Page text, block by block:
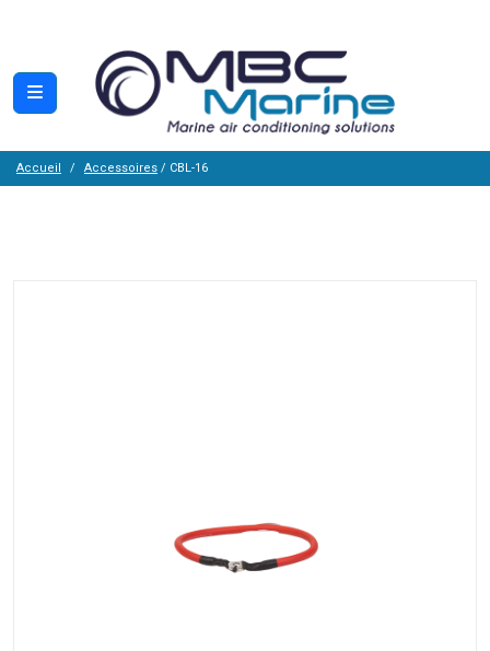
Accueil Accessoires / CBL-16